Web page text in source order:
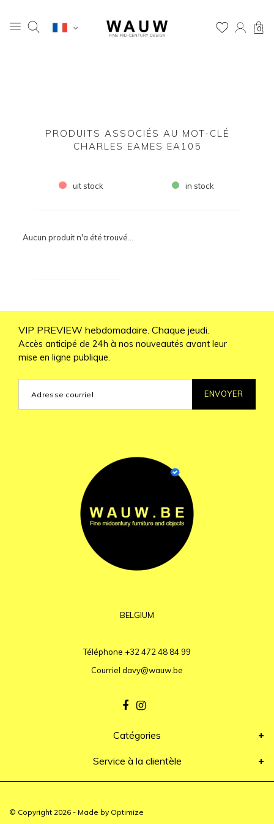
0
PRODUITS ASSOCIÉS AU MOT-CLÉ
CHARLES EAMES EA105
uit stock in stock
Aucun produit n'a été trouvé...
VIP PREVIEW hebdomadaire. Chaque jeudi.
Accès anticipé de 24h à nos nouveautés avant leur
mise en ligne publique.
ENVOYER
BELGIUM
Téléphone +32 472 48 84 99
Courriel davy@wauw.be
Catégories
Service à la clientèle
© Copyright 2026 - Made by Optimize